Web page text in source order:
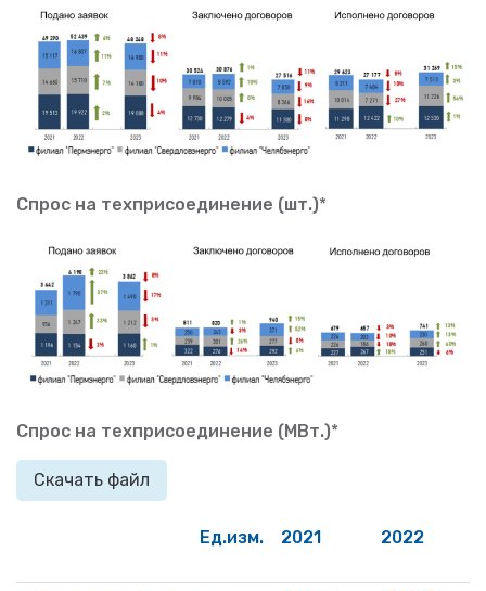
Спрос на техприсоединение (шт.)*
Спрос на техприсоединение (МВт.)*
Скачать файл
Ед.изм. 2021 2022